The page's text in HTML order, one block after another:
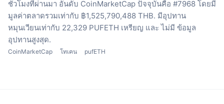
ชั่วโมงที่ผ่านมา อันดับ CoinMarketCap ปัจจุบันคือ #7968 โดยมี
มูลค่าตลาดรวมเท่ากับ ฿1,525,790,488 THB. มีอุปทาน
หมุนเวียนเท่ากับ 22,329 PUFETH เหรียญ และ ไม่มี ข้อมูล
อุปทานสูงสุด.
CoinMarketCap โทเคน pufETH